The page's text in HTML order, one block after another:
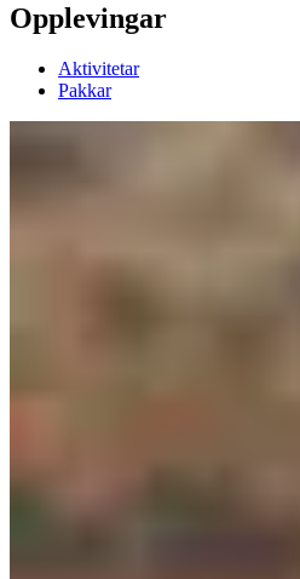
Opplevingar
Aktivitetar
Pakkar